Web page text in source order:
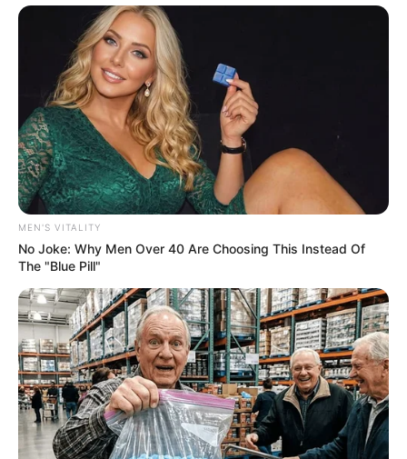
MEN'S VITALITY
No Joke: Why Men Over 40 Are Choosing This Instead Of
The "Blue Pill"